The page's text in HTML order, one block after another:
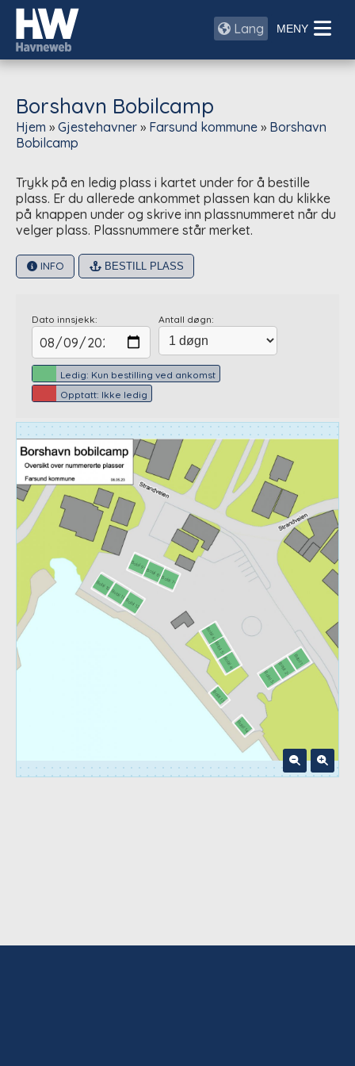
Lang
Borshavn Bobilcamp
Hjem » Gjestehavner » Farsund kommune » Borshavn
Bobilcamp
Trykk på en ledig plass i kartet under for å bestille
plass. Er du allerede ankommet plassen kan du klikke
på knappen under og skrive inn plassnummeret når du
velger plass. Plassnummere står merket.
INFO BESTILL PLASS
Dato innsjekk: Antall døgn:
Ledig: Kun bestilling ved ankomst
Opptatt: Ikke ledig
Bobil 1
Bobil 2-
Bobil 3-
Bobil 4-
Bobil 5-
Bobil 6-
Bobil 7-
Bobil 8-
Bobil 9-
Bobil 10
Bobil 11
Bobil 12
Bobil 13
Bobil 14